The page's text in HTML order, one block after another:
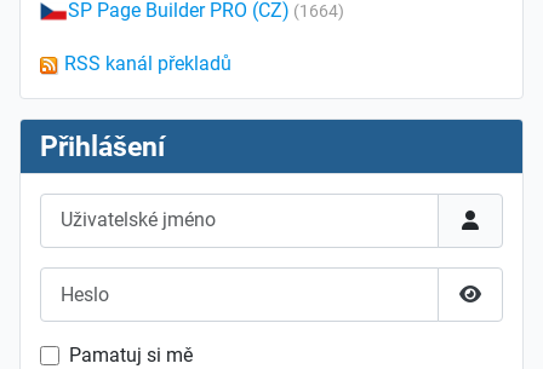
SP Page Builder PRO (CZ) (1664)
RSS kanál překladů
Přihlášení
Uživatelské jméno
Pamatuj si mě